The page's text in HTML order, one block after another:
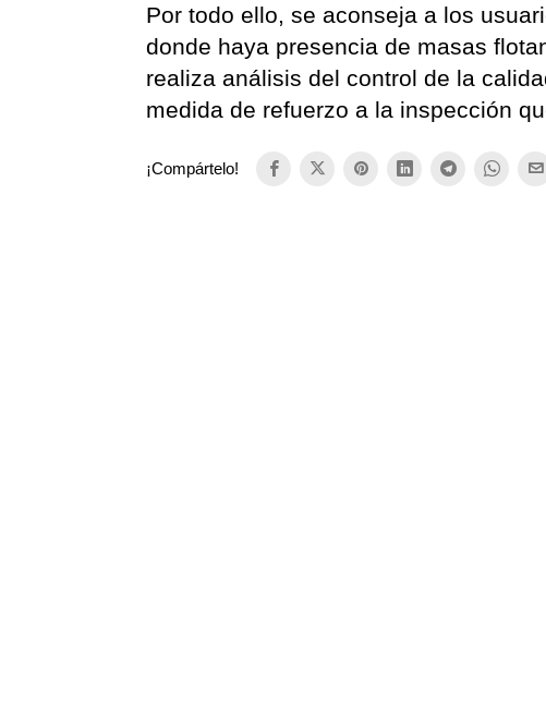
Por todo ello, se aconseja a los
donde haya presencia de masas
realiza análisis del control de la
medida de refuerzo a la inspección
¡Compártelo!